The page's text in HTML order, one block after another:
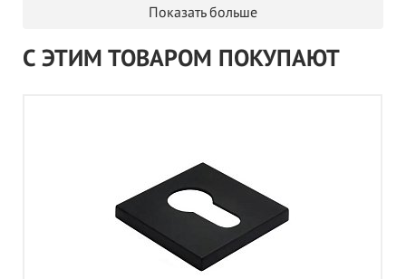
Показать больше
С ЭТИМ ТОВАРОМ ПОКУПАЮТ